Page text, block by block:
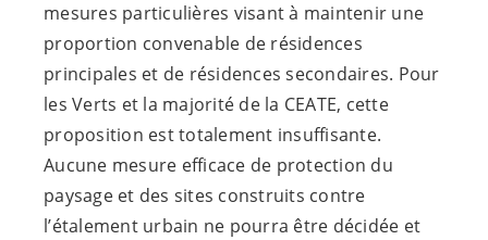
mesures particulières visant à maintenir une
proportion convenable de résidences
principales et de résidences secondaires. Pour
les Verts et la majorité de la CEATE, cette
proposition est totalement insuffisante.
Aucune mesure efficace de protection du
paysage et des sites construits contre
l’étalement urbain ne pourra être décidée et